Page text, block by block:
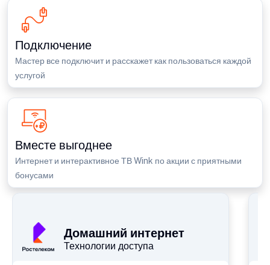
Подключение
Мастер все подключит и расскажет как пользоваться каждой
услугой
Вместе выгоднее
Интернет и интерактивное ТВ Wink по акции с приятными
бонусами
Домашний интернет
Технологии доступа